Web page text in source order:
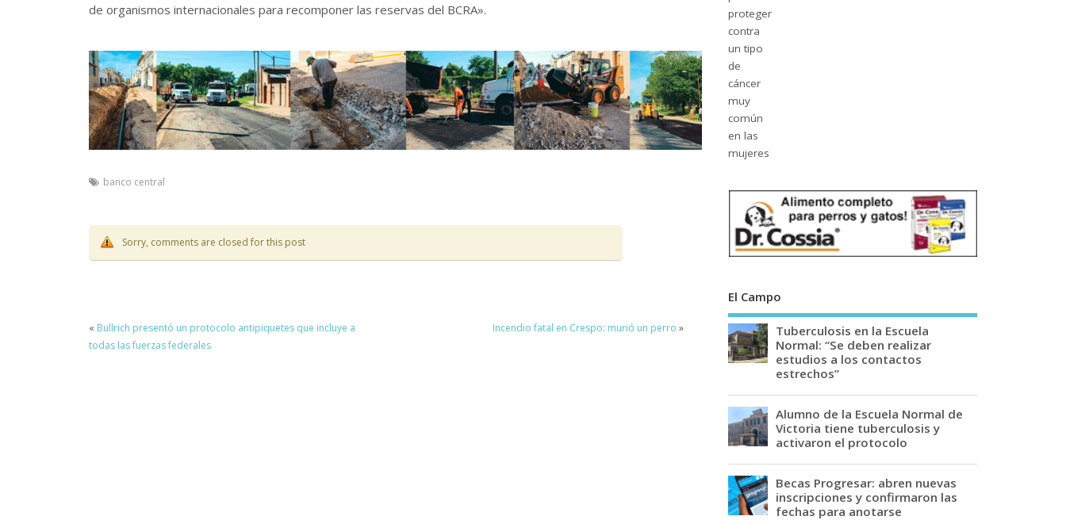
de organismos internacionales para recomponer las reservas del BCRA».
banco central
Sorry, comments are closed for this post
« Bullrich presentó un protocolo antipiquetes que incluye a
todas las fuerzas federales
Incendio fatal en Crespo: murió un perro »
El Campo
Tuberculosis en la Escuela
Normal: “Se deben realizar
estudios a los contactos
estrechos”
Alumno de la Escuela Normal de
Victoria tiene tuberculosis y
activaron el protocolo
Becas Progresar: abren nuevas
inscripciones y confirmaron las
fechas para anotarse